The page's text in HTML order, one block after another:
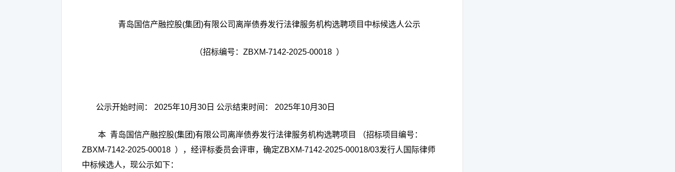
青岛国信产融控股(集团)有限公司离岸债券发行法律服务机构选聘项目中标候选人公示
（招标编号： ZBXM-7142-2025-00018 ）
公示开始时间： 2025年10月 30 日 公示结束时间： 2025年10月 30 日
本 青岛国信产融控股(集团)有限公司离岸债券发行法律服务机构选聘项目
（招标项目编号：
ZBXM-7142-2025-00018 ），经评标委员会评审，确定ZBXM-7142-2025-00018/03发行人国际律师
中标候选人，现公示如下：